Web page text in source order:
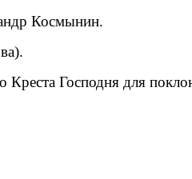
Космынин.
Креста Господня для